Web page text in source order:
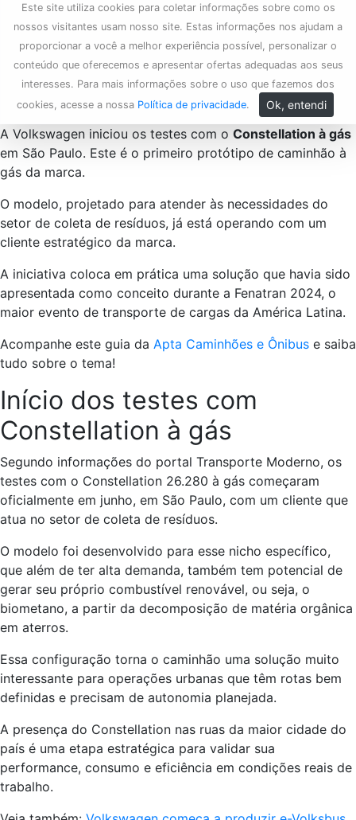
Este site utiliza cookies para coletar informações sobre como os
nossos visitantes usam nosso site. Estas informações nos ajudam a
proporcionar a você a melhor experiência possível, personalizar o
conteúdo que oferecemos e apresentar ofertas adequadas aos seus
interesses. Para mais informações sobre o uso que fazemos dos
cookies, acesse a nossa Política de privacidade. Ok, entendi
A Volkswagen iniciou os testes com o Constellation à gás
em São Paulo. Este é o primeiro protótipo de caminhão à
gás da marca.
O modelo, projetado para atender às necessidades do
setor de coleta de resíduos, já está operando com um
cliente estratégico da marca.
A iniciativa coloca em prática uma solução que havia sido
apresentada como conceito durante a Fenatran 2024, o
maior evento de transporte de cargas da América Latina.
Acompanhe este guia da Apta Caminhões e Ônibus e saiba
tudo sobre o tema!
Início dos testes com
Constellation à gás
Segundo informações do portal Transporte Moderno, os
testes com o Constellation 26.280 à gás começaram
oficialmente em junho, em São Paulo, com um cliente que
atua no setor de coleta de resíduos.
O modelo foi desenvolvido para esse nicho específico,
que além de ter alta demanda, também tem potencial de
gerar seu próprio combustível renovável, ou seja, o
biometano, a partir da decomposição de matéria orgânica
em aterros.
Essa configuração torna o caminhão uma solução muito
interessante para operações urbanas que têm rotas bem
definidas e precisam de autonomia planejada.
A presença do Constellation nas ruas da maior cidade do
país é uma etapa estratégica para validar sua
performance, consumo e eficiência em condições reais de
trabalho.